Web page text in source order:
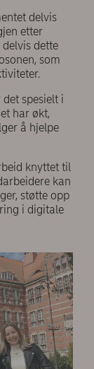
delvis
etter
dette
som
spesielt i
har økt,
å hjelpe
knyttet til
kan
støtte opp
i digitale